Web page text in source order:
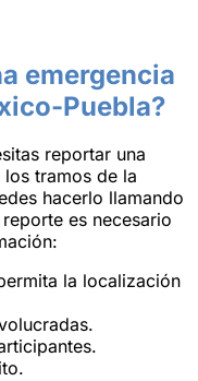
emergencia
Puebla?
reportar una
tramos de la
hacerlo llamando
es necesario
la localización